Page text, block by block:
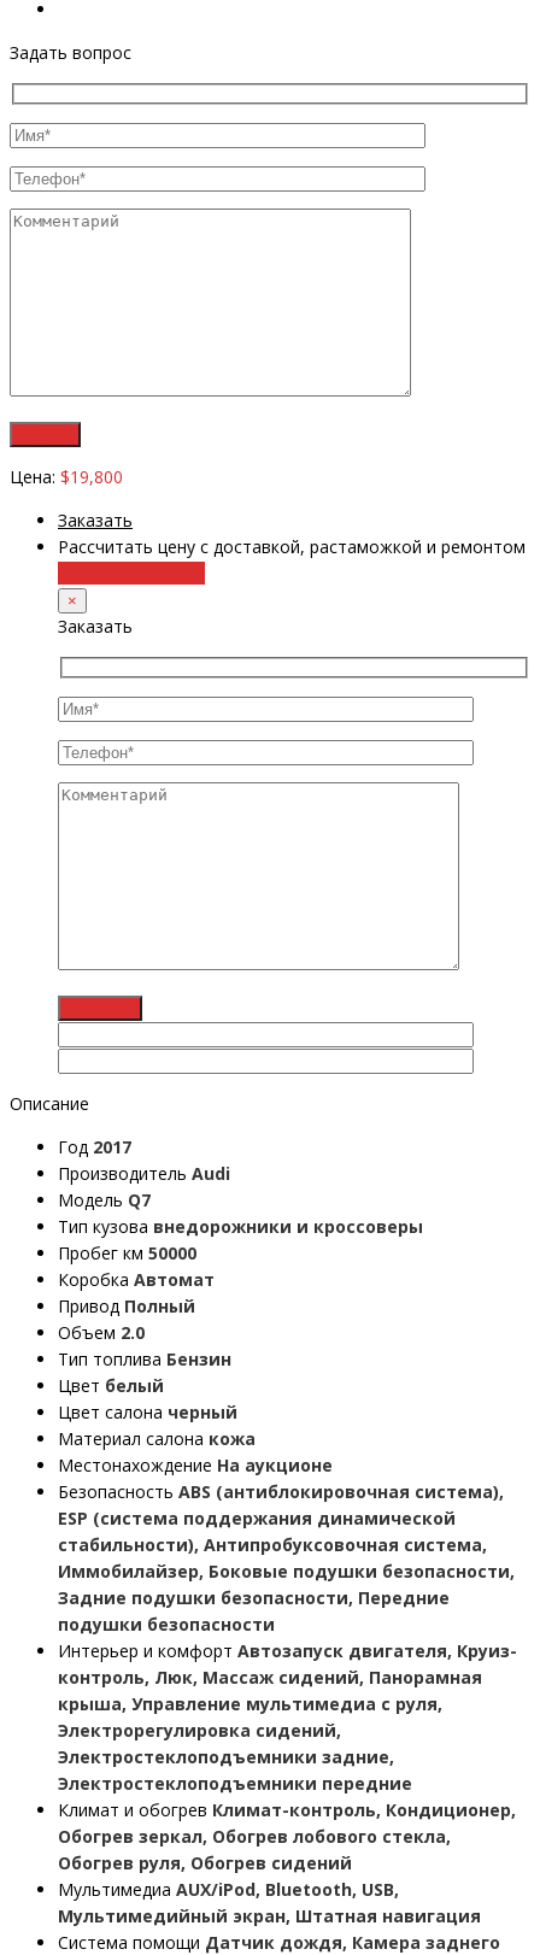
Задать вопрос
Цена: $19,800
Заказать
Рассчитать цену с доставкой, растаможкой и ремонтом
×
Заказать
Описание
Год 2017
Производитель Audi
Модель Q7
Тип кузова внедорожники и кроссоверы
Пробег км 50000
Коробка Автомат
Привод Полный
Объем 2.0
Тип топлива Бензин
Цвет белый
Цвет салона черный
Материал салона кожа
Местонахождение На аукционе
Безопасность ABS (антиблокировочная система),
ESP (система поддержания динамической
стабильности), Антипробуксовочная система,
Иммобилайзер, Боковые подушки безопасности,
Задние подушки безопасности, Передние
подушки безопасности
Интерьер и комфорт Автозапуск двигателя, Круиз-
контроль, Люк, Массаж сидений, Панорамная
крыша, Управление мультимедиа с руля,
Электрорегулировка сидений,
Электростеклоподъемники задние,
Электростеклоподъемники передние
Климат и обогрев Климат-контроль, Кондиционер,
Обогрев зеркал, Обогрев лобового стекла,
Обогрев руля, Обогрев сидений
Мультимедиа AUX/iPod, Bluetooth, USB,
Мультимедийный экран, Штатная навигация
Система помощи Датчик дождя, Камера заднего